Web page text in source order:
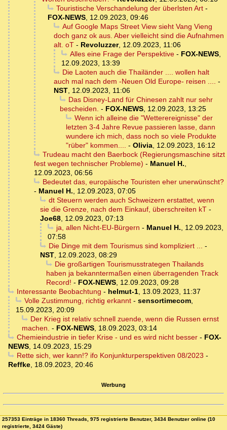
Touristische Verschandelung der überlsten Art-
FOX-NEWS, 12.09.2023, 09:46
Auf Google Maps Street View sieht Vang Vieng
doch ganz ok aus. Aber vielleicht sind die Aufnahmen
alt. oT - Revoluzzer, 12.09.2023, 11:06
Alles eine Frage der Perspektive- FOX-NEWS,
12.09.2023, 13:39
Die Laoten auch die Thailänder .... wollen halt
auch mal nach dem -Neuen Old Europe- reisen .... -
NST, 12.09.2023, 11:06
Das Disney-Land für Chinesen zahlt nur sehr
bescheiden. - FOX-NEWS, 12.09.2023, 13:25
Wenn ich alleine die "Wetterereignisse" der
letzten 3-4 Jahre Revue passieren lasse, dann
wundere ich mich, dass noch so viele Produkte
"rüber" kommen.... - Olivia, 12.09.2023, 16:12
Trudeau macht den Baerbock (Regierungsmaschine sitzt
fest wegen technischer Probleme) - Manuel H.,
12.09.2023, 06:56
Bedeutet das, europäische Touristen eher unerwünscht?
- Manuel H., 12.09.2023, 07:05
dt Steuern werden auch Schweizern erstattet, wenn
sie die Grenze, nach dem Einkauf, überschreiten kT -
Joe68, 12.09.2023, 07:13
ja, allen Nicht-EU-Bürgern - Manuel H., 12.09.2023,
07:58
Die Dinge mit dem Tourismus sind kompliziert ... -
NST, 12.09.2023, 08:29
Die großartigen Tourismusstrategen Thailands
haben ja bekanntermaßen einen überragenden Track
Record! - FOX-NEWS, 12.09.2023, 09:28
Interessante Beobachtung - helmut-1, 13.09.2023, 11:37
Volle Zustimmung, richtig erkannt- sensortimecom,
15.09.2023, 20:09
Der Krieg ist relativ schnell zuende, wenn die Russen ernst
machen. - FOX-NEWS, 18.09.2023, 03:14
Chemieindustrie in tiefer Krise - und es wird nicht besser- FOX-
NEWS, 14.09.2023, 15:29
Rette sich, wer kann!? ifo Konjunkturperspektiven 08/2023 -
Reffke, 18.09.2023, 20:46
Werbung
257353 Einträge in 18360 Threads, 975 registrierte Benutzer, 3434 Benutzer online (10
registrierte, 3424 Gäste)